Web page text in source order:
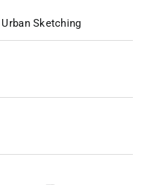
Sketching